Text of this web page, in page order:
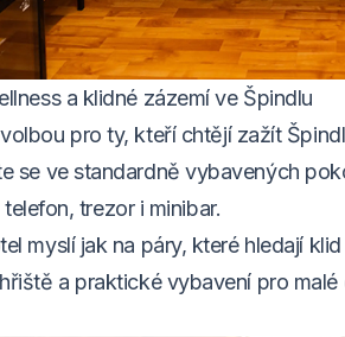
a klidné zázemí ve Špindlu
pro ty, kteří chtějí zažít
se ve standardně vybavených
trezor i minibar.
myslí jak na páry, které hledají
a praktické vybavení pro